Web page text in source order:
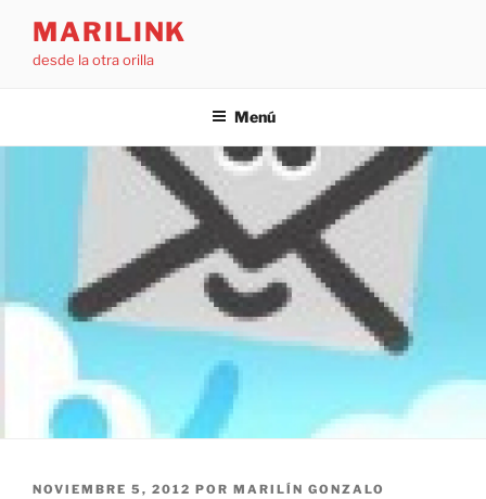
contenido
MARILINK
desde la otra orilla
Menú
PUBLICADO
NOVIEMBRE 5, 2012 POR MARILÍN GONZALO